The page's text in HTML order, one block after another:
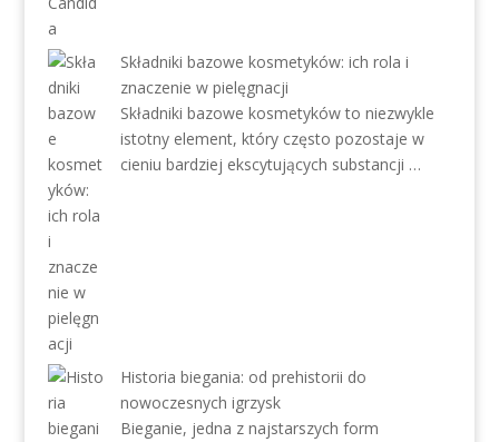
Składniki bazowe kosmetyków: ich rola i
znaczenie w pielęgnacji
Składniki bazowe kosmetyków to niezwykle
istotny element, który często pozostaje w
cieniu bardziej ekscytujących substancji …
Historia biegania: od prehistorii do
nowoczesnych igrzysk
Bieganie, jedna z najstarszych form